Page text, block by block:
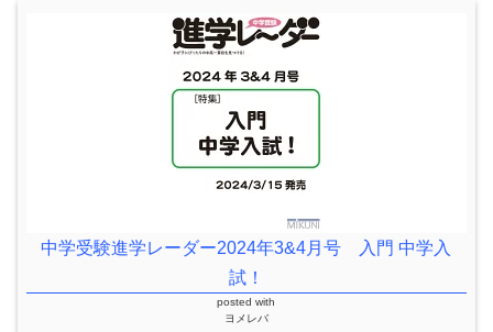
中学受験進学レーダー2024年3&4月号 入門 中学入
試！
posted with
ヨメレバ